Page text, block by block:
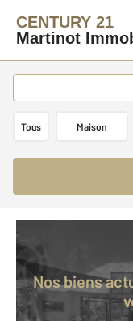
CENTURY 21
Martinot
Tous Maison
Nos biens actuels ne correspondent pas à